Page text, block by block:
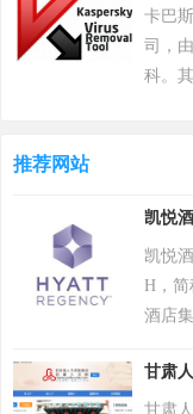
让自
STAR
7项吉
求生
月1日
7、
2024
年12
戏榜
卡巴
司，
科。
个人
自主
间”获
2017
景，
重点
推荐网站
凯悦
凯悦
H，简
酒店
营、
假村
甘肃
甘肃